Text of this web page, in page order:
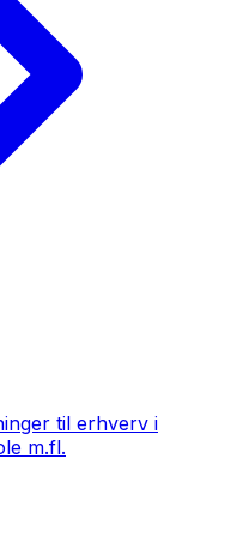
til erhverv i
m.fl.